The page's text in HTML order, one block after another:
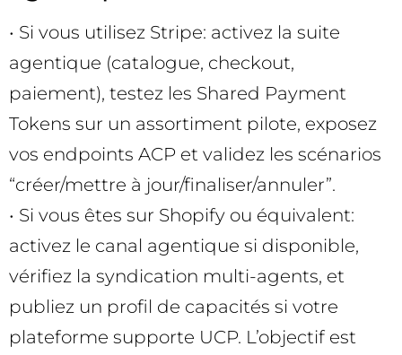
• Si vous utilisez Stripe: activez la suite
agentique (catalogue, checkout,
paiement), testez les Shared Payment
Tokens sur un assortiment pilote, exposez
vos endpoints ACP et validez les scénarios
“créer/mettre à jour/finaliser/annuler”.
• Si vous êtes sur Shopify ou équivalent:
activez le canal agentique si disponible,
vérifiez la syndication multi-agents, et
publiez un profil de capacités si votre
plateforme supporte UCP. L’objectif est